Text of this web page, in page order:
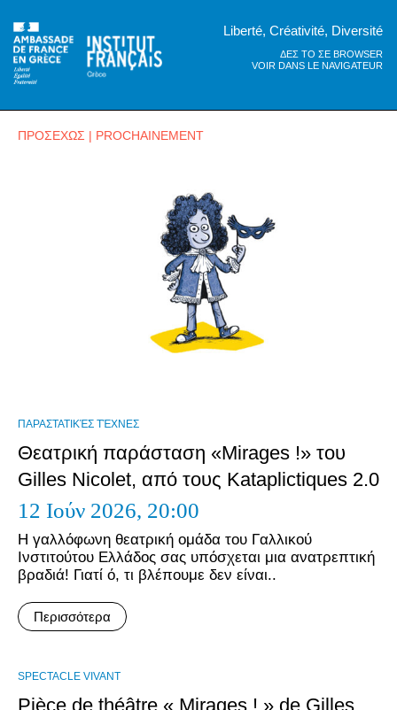
Liberté, Créativité, Diversité
ΔΕΣ ΤΟ ΣΕ BROWSER
VOIR DANS LE NAVIGATEUR
ΠΡΟΣΕΧΩΣ | PROCHAINEMENT
ΠΑΡΑΣΤΑΤΙΚΈΣ ΤΈΧΝΕΣ
Θεατρική παράσταση «Mirages !» του
Gilles Nicolet, από τους Kataplictiques 2.0
12 Ιούν 2026, 20:00
Η γαλλόφωνη θεατρική ομάδα του Γαλλικού
Ινστιτούτου Ελλάδος σας υπόσχεται μια ανατρεπτική
βραδιά! Γιατί ό, τι βλέπουμε δεν είναι..
Περισσότερα
SPECTACLE VIVANT
Pièce de théâtre « Mirages ! » de Gilles